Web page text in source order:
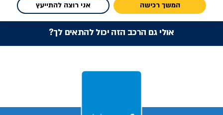
המשך רכישה אני רוצה להתייעץ
אולי גם הרכב הזה יכול להתאים לך?